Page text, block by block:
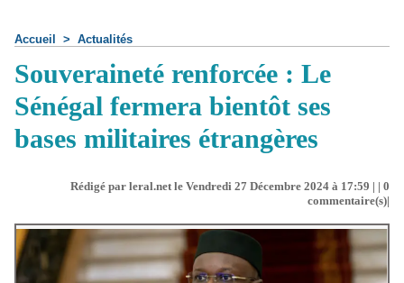
Accueil > Actualités
Souveraineté renforcée : Le
Sénégal fermera bientôt ses
bases militaires étrangères
Rédigé par leral.net le Vendredi 27 Décembre 2024 à 17:59 | | 0
commentaire(s)|